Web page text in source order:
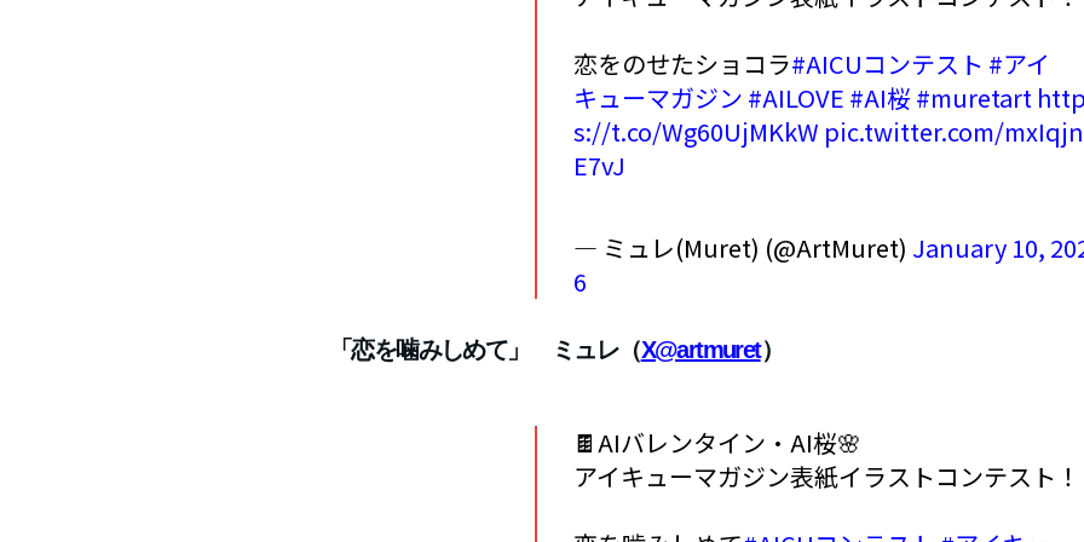
恋をのせたショコラ#AICUコンテスト #アイ
キューマガジン #AILOVE #AI桜 #muretart
s://t.co/Wg60UjMKkW pic.twitter.com/mxIqjn
E7vJ
— ミュレ(Muret) (@ArtMuret) January 10,
6
「恋を噛みしめて」 ミュレ（X@artmuret）
🍫AIバレンタイン・AI桜🌸
アイキューマガジン表紙イラストコンテスト！